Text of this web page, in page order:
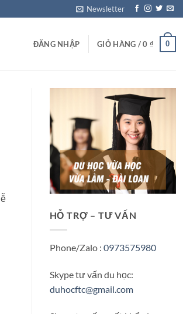
Newsletter
ĐĂNG NHẬP GIỎ HÀNG /0 ₫ 0
HỖ TRỢ – TƯ VẤN
Phone/Zalo : 0973575980
Skype tư vấn du học:
duhocftc@gmail.com